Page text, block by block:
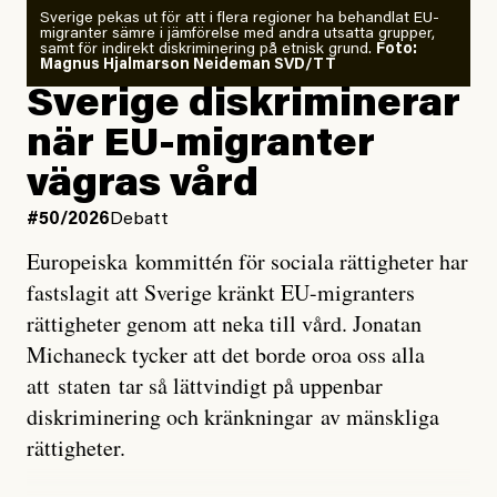
analyserat hur de olika klimatmodellerna bedömer
läget för hur den begynnande El Niño-händelsen ska
utveckla sig. El Niño är ett återkommande
väderfenomen som uppstår när havsvattnet i delar av
Stilla havet blir ovanligt varmt. Det påverkar vädret
över stora delar av världen och under
forskare allt oftare varnat för att den här El Niñon
Det verkar vara en underdrift, menar nu Zeke
Hausfather.
”Det ser ut som att årets El Niño inte bara med stor
sannolikhet kommer att bli den starkaste sedan
tillförlitliga mätningar inleddes – den kan till och med
Sverige pekas ut för att i flera regioner ha behandlat EU-
migranter sämre i jämförelse med andra utsatta grupper,
samt för indirekt diskriminering på etnisk grund. Foto:
Magnus Hjalmarson Neideman SVD/TT
Sverige diskriminerar
när EU-migranter
vägras vård
#50/2026 Debatt
Europeiska kommittén för sociala rättigheter har
fastslagit att Sverige kränkt EU-migranters
rättigheter genom att neka till vård. Jonatan
Michaneck tycker att det borde oroa oss alla
att staten tar så lättvindigt på uppenbar
diskriminering och kränkningar av mänskliga
rättigheter.